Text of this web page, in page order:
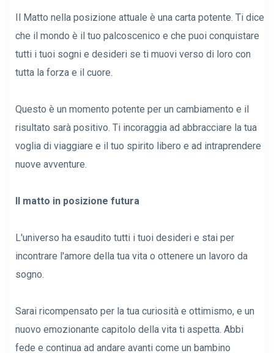
Il Matto nella posizione attuale è una carta potente. Ti dice
che il mondo è il tuo palcoscenico e che puoi conquistare
tutti i tuoi sogni e desideri se ti muovi verso di loro con
tutta la forza e il cuore.
Questo è un momento potente per un cambiamento e il
risultato sarà positivo. Ti incoraggia ad abbracciare la tua
voglia di viaggiare e il tuo spirito libero e ad intraprendere
nuove avventure.
Il matto in posizione futura
L'universo ha esaudito tutti i tuoi desideri e stai per
incontrare l'amore della tua vita o ottenere un lavoro da
sogno.
Sarai ricompensato per la tua curiosità e ottimismo, e un
nuovo emozionante capitolo della vita ti aspetta. Abbi
fede e continua ad andare avanti come un bambino